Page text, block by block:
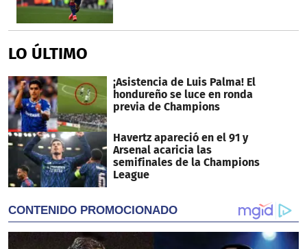
LO ÚLTIMO
¡Asistencia de Luis Palma! El
hondureño se luce en ronda
previa de Champions
Havertz apareció en el 91 y
Arsenal acaricia las
semifinales de la Champions
League